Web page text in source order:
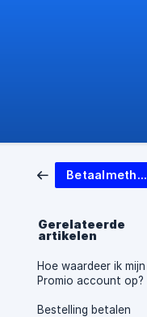
Betaalmethodes
Gerelateerde
artikelen
Hoe waardeer ik mijn
Promio account op?
Bestelling betalen